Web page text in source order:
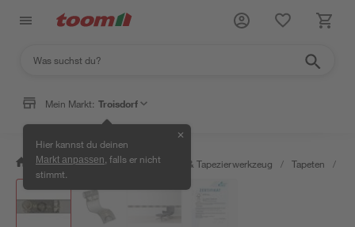
Mein Markt: Troisdorf
Hier kannst du deinen
Markt anpassen , falls er nicht
stimmt.
✕
/ Wohnen & Haushalt / Tapeten & Tapezierwerkzeug / Tapeten /